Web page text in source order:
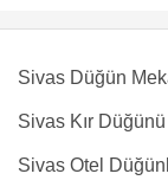
Sivas Düğün
Sivas Kır
Sivas Otel